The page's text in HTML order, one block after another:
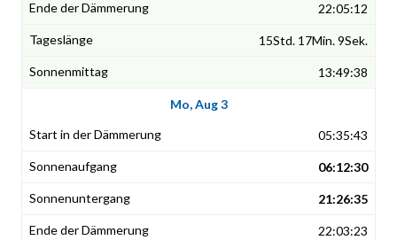
22:05:12
15Std. 17Min. 9Sek.
13:49:38
Mo, Aug 3
05:35:43
06:12:30
21:26:35
22:03:23